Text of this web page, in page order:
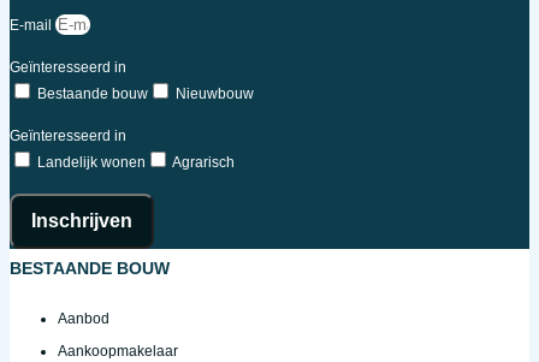
E-mail
Geïnteresseerd in
Bestaande bouw
Nieuwbouw
Geïnteresseerd in
Landelijk wonen
Agrarisch
Inschrijven
BESTAANDE BOUW
Aanbod
Aankoopmakelaar